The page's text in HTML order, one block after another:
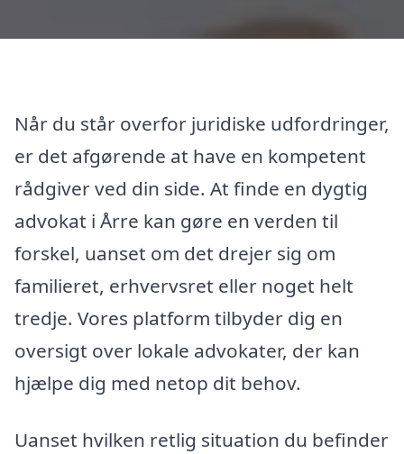
Når du står overfor juridiske udfordringer,
er det afgørende at have en kompetent
rådgiver ved din side. At finde en dygtig
advokat i Årre kan gøre en verden til
forskel, uanset om det drejer sig om
familieret, erhvervsret eller noget helt
tredje. Vores platform tilbyder dig en
oversigt over lokale advokater, der kan
hjælpe dig med netop dit behov.
Uanset hvilken retlig situation du befinder